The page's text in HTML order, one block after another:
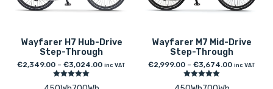
Wayfarer H7 Hub-Drive
Step-Through
€2,349.00 – €3,024.00 inc VAT
Értékelés:
Wayfarer M7 Mid-Drive
Step-Through
€2,999.00 – €3,674.00 inc VAT
Értékelés: